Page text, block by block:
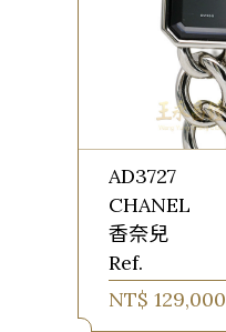
AD3727
CHANEL
香奈兒
Ref.
NT$ 129,000